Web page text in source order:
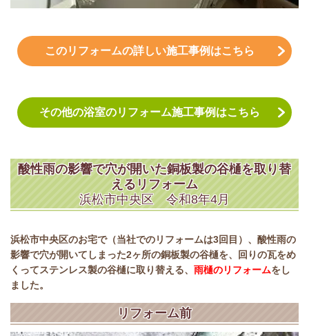
このリフォームの詳しい施工事例はこちら
その他の浴室のリフォーム施工事例はこちら
酸性雨の影響で穴が開いた銅板製の谷樋を取り替
えるリフォーム
浜松市中央区 令和8年4月
浜松市中央区のお宅で（当社でのリフォームは3回目）、酸性雨の
影響で穴が開いてしまった2ヶ所の銅板製の谷樋を、回りの瓦をめ
くってステンレス製の谷樋に取り替える、 雨樋のリフォームをし
ました。
リフォーム前